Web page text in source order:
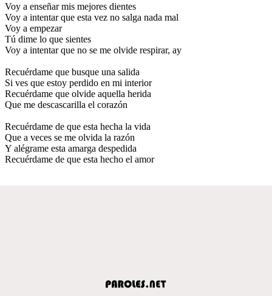
Voy a enseñar mis mejores dientes
Voy a intentar que esta vez no salga nada mal
Voy a empezar
Tú dime lo que sientes
Voy a intentar que no se me olvide respirar, ay
Recuérdame que busque una salida
Si ves que estoy perdido en mi interior
Recuérdame que olvide aquella herida
Que me descascarilla el corazón
Recuérdame de que esta hecha la vida
Que a veces se me olvida la razón
Y alégrame esta amarga despedida
Recuérdame de que esta hecho el amor